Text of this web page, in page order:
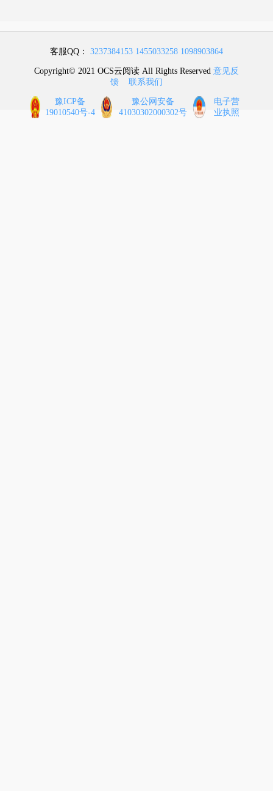
5.9 铠装设备
5.10 检验试验设备
6 公用设施及环境要求
客服QQ： 3237384153 1455033258 1098903864
Copyright© 2021 OCS云阅读 All Rights Reserved 意见反
馈
联系我们
豫ICP备
19010540号-4
豫公网安备
41030302000302号
电子营
业执照